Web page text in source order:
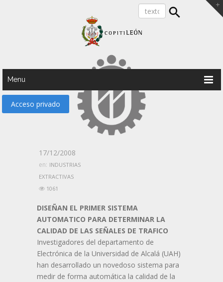
Menu
Acceso privado
17/12/2008
en: INDUSTRIAS
EXTRACTIVAS
1061
DISEÑAN EL PRIMER SISTEMA
AUTOMATICO PARA DETERMINAR LA
CALIDAD DE LAS SEÑALES DE TRAFICO
Investigadores del departamento de
Electrónica de la Universidad de Alcalá (UAH)
han desarrollado un novedoso sistema para
medir de forma automática la calidad de la